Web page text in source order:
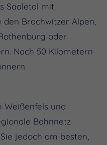
Saaletal mit
Brachwitzer Alpen,
oder
Nach 50 Kilometern
Weißenfels und
Bahnnetz
jedoch am besten,